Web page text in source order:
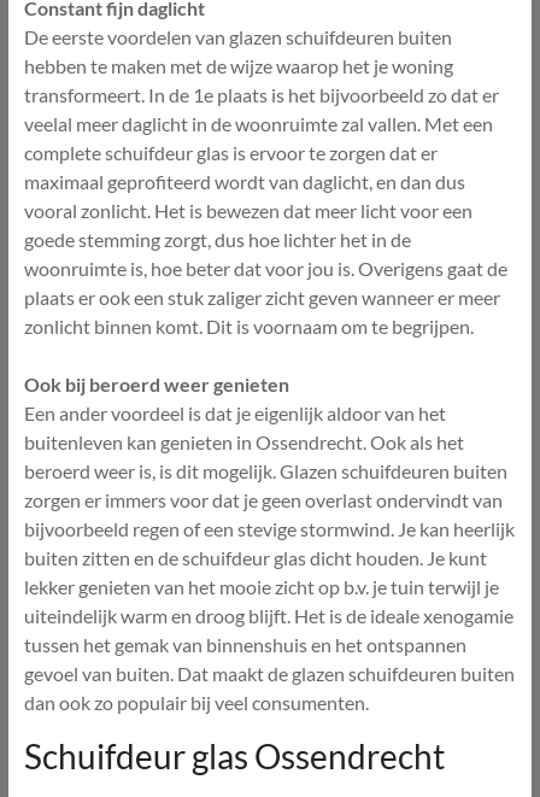
Constant fijn daglicht
De eerste voordelen van glazen schuifdeuren buiten
hebben te maken met de wijze waarop het je woning
transformeert. In de 1e plaats is het bijvoorbeeld zo dat er
veelal meer daglicht in de woonruimte zal vallen. Met een
complete schuifdeur glas is ervoor te zorgen dat er
maximaal geprofiteerd wordt van daglicht, en dan dus
vooral zonlicht. Het is bewezen dat meer licht voor een
goede stemming zorgt, dus hoe lichter het in de
woonruimte is, hoe beter dat voor jou is. Overigens gaat de
plaats er ook een stuk zaliger zicht geven wanneer er meer
zonlicht binnen komt. Dit is voornaam om te begrijpen.
Ook bij beroerd weer genieten
Een ander voordeel is dat je eigenlijk aldoor van het
buitenleven kan genieten in Ossendrecht. Ook als het
beroerd weer is, is dit mogelijk. Glazen schuifdeuren buiten
zorgen er immers voor dat je geen overlast ondervindt van
bijvoorbeeld regen of een stevige stormwind. Je kan heerlijk
buiten zitten en de schuifdeur glas dicht houden. Je kunt
lekker genieten van het mooie zicht op b.v. je tuin terwijl je
uiteindelijk warm en droog blijft. Het is de ideale xenogamie
tussen het gemak van binnenshuis en het ontspannen
gevoel van buiten. Dat maakt de glazen schuifdeuren buiten
dan ook zo populair bij veel consumenten.
Schuifdeur glas Ossendrecht